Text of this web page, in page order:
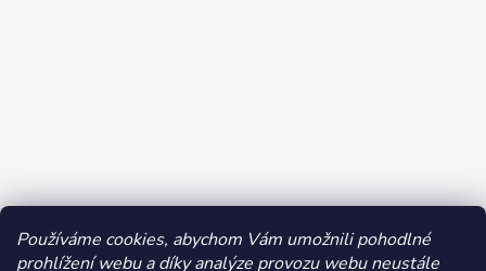
Používáme cookies, abychom Vám umožnili pohodlné
prohlížení webu a díky analýze provozu webu neustále